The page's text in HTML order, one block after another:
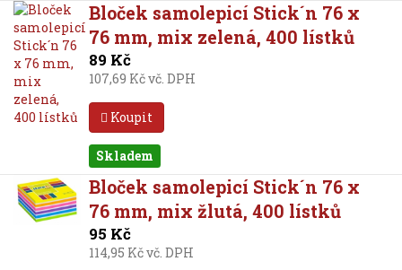
Bloček samolepicí Stick´n 76 x
76 mm, mix zelená, 400 lístků
89 Kč
107,69 Kč vč. DPH
Koupit
Skladem
Bloček samolepicí Stick´n 76 x
76 mm, mix žlutá, 400 lístků
95 Kč
114,95 Kč vč. DPH